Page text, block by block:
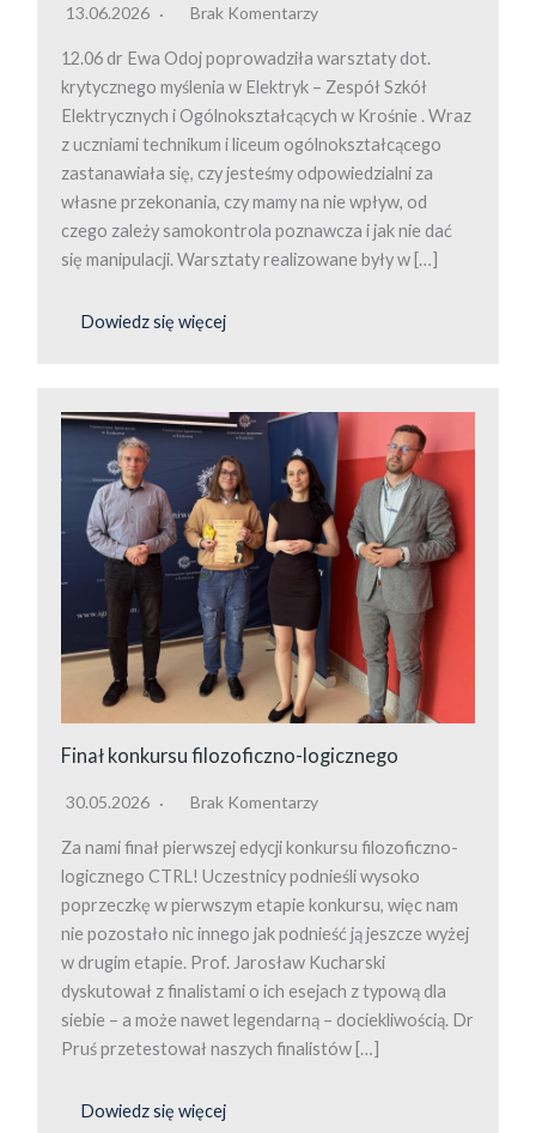
13.06.2026 Brak Komentarzy
12.06 dr Ewa Odoj poprowadziła warsztaty dot.
krytycznego myślenia w Elektryk – Zespół Szkół
Elektrycznych i Ogólnokształcących w Krośnie . Wraz
z uczniami technikum i liceum ogólnokształcącego
zastanawiała się, czy jesteśmy odpowiedzialni za
własne przekonania, czy mamy na nie wpływ, od
czego zależy samokontrola poznawcza i jak nie dać
się manipulacji. Warsztaty realizowane były w […]
Dowiedz się więcej
Finał konkursu filozoficzno-logicznego
30.05.2026 Brak Komentarzy
Za nami finał pierwszej edycji konkursu filozoficzno-
logicznego CTRL! Uczestnicy podnieśli wysoko
poprzeczkę w pierwszym etapie konkursu, więc nam
nie pozostało nic innego jak podnieść ją jeszcze wyżej
w drugim etapie. Prof. Jarosław Kucharski
dyskutował z finalistami o ich esejach z typową dla
siebie – a może nawet legendarną – dociekliwością. Dr
Pruś przetestował naszych finalistów […]
Dowiedz się więcej